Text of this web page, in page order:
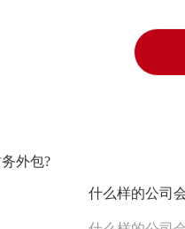
什么样的公司